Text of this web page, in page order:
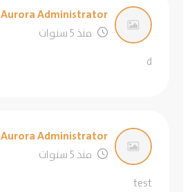
Aurora Administrator
منذ 5 سنوات
d
Aurora Administrator
منذ 5 سنوات
test